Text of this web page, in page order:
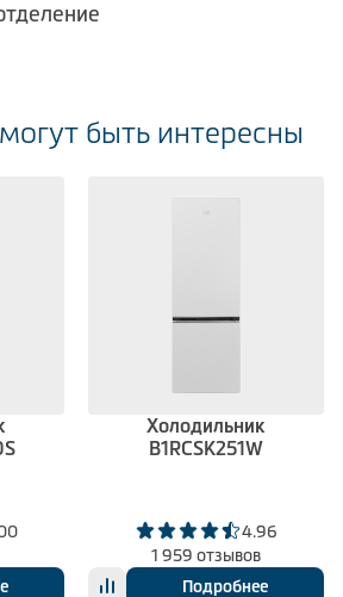
быть интересны
Холодильник
B1RCSK251W
4.96
1 959 отзывов
Подробнее